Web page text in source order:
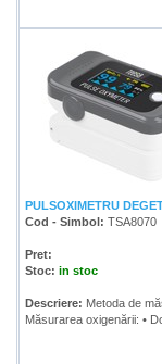
PULSOXIMETRU
Cod - Simbol: TSA8070
Pret:
Stoc: in stoc
Descriere: Metoda de
Măsurarea oxigenării: •